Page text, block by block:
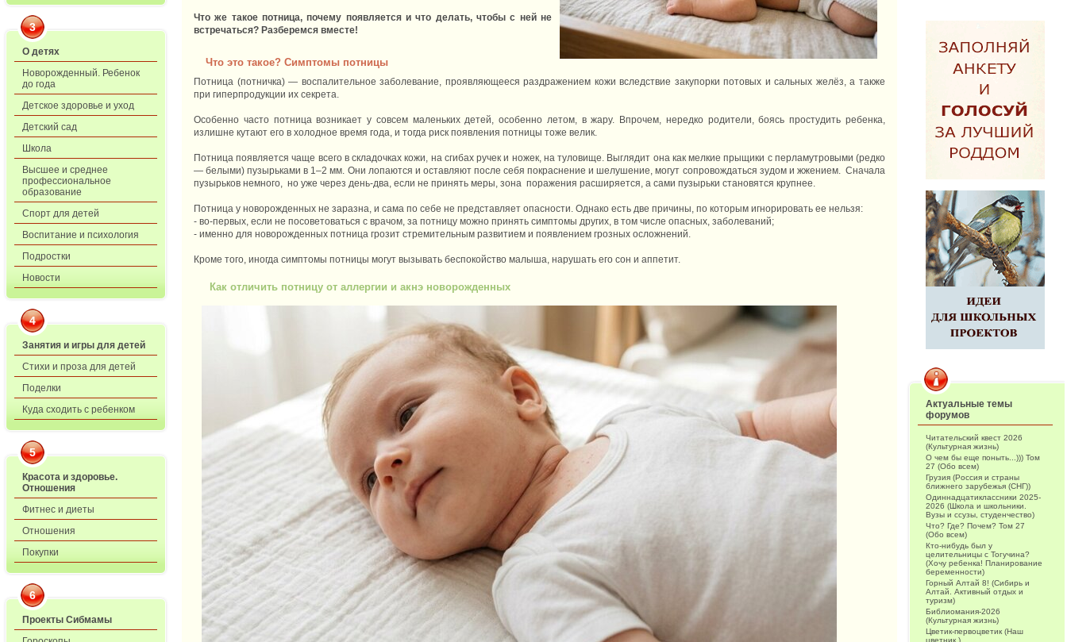
3
О детях
Новорожденный. Ребенок
до года
Детское здоровье и уход
Детский сад
Школа
Высшее и среднее
профессиональное
образование
Спорт для детей
Воспитание и психология
Подростки
Новости
4
Занятия и игры для детей
Стихи и проза для детей
Поделки
Куда сходить с ребенком
5
Красота и здоровье.
Отношения
Фитнес и диеты
Отношения
Покупки
6
Проекты Сибмамы
Что же такое потница, почему появляется и что делать, чтобы с ней не
встречаться? Разберемся вместе!
Что это такое? Симптомы потницы
Потница (потничка) — воспалительное заболевание, проявляющееся раздражением кожи вследствие закупорки потовых и сальных желёз, а также
при гиперпродукции их секрета.
Особенно часто потница возникает у совсем маленьких детей, особенно летом, в жару. Впрочем, нередко родители, боясь простудить ребенка,
излишне кутают его в холодное время года, и тогда риск появления потницы тоже велик.
Потница появляется чаще всего в складочках кожи, на сгибах ручек и ножек, на туловище. Выглядит она как мелкие прыщики с перламутровыми (редко
— белыми) пузырьками в 1–2 мм. Они лопаются и оставляют после себя покраснение и шелушение, могут сопровождаться зудом и жжением. Сначала
пузырьков немного, но уже через день-два, если не принять меры, зона поражения расширяется, а сами пузырьки становятся крупнее.
Потница у новорожденных не заразна, и сама по себе не представляет опасности. Однако есть две причины, по которым игнорировать ее нельзя:
- во-первых, если не посоветоваться с врачом, за потницу можно принять симптомы других, в том числе опасных, заболеваний;
- именно для новорожденных потница грозит стремительным развитием и появлением грозных осложнений.
Кроме того, иногда симптомы потницы могут вызывать беспокойство малыша, нарушать его сон и аппетит.
Как отличить потницу от аллергии и акнэ новорожденных
Актуальные темы
форумов
Читательский квест 2026
(Культурная жизнь)
О чем бы еще поныть...))) Том
27 (Обо всем)
Грузия (Россия и страны
ближнего зарубежья (СНГ))
Одиннадцатиклассники 2025-
2026 (Школа и школьники.
Вузы и ссузы, студенчество)
Что? Где? Почем? Том 27
(Обо всем)
Кто-нибудь был у
целительницы с Тогучина?
(Хочу ребенка! Планирование
беременности)
Горный Алтай 8! (Сибирь и
Алтай. Активный отдых и
туризм)
Библиомания-2026
(Культурная жизнь)
Цветик-первоцветик (Наш
цветник )